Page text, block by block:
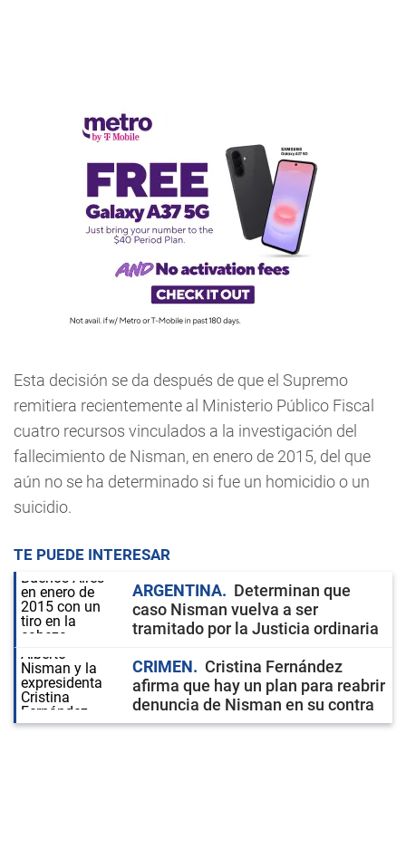
Esta decisión se da después de que el Supremo
remitiera recientemente al Ministerio Público Fiscal
cuatro recursos vinculados a la investigación del
fallecimiento de Nisman, en enero de 2015, del que
aún no se ha determinado si fue un homicidio o un
suicidio.
TE PUEDE INTERESAR
ARGENTINA
Determinan que
caso Nisman vuelva a ser
tramitado por la Justicia ordinaria
CRIMEN
Cristina Fernández
afirma que hay un plan para reabrir
denuncia de Nisman en su contra